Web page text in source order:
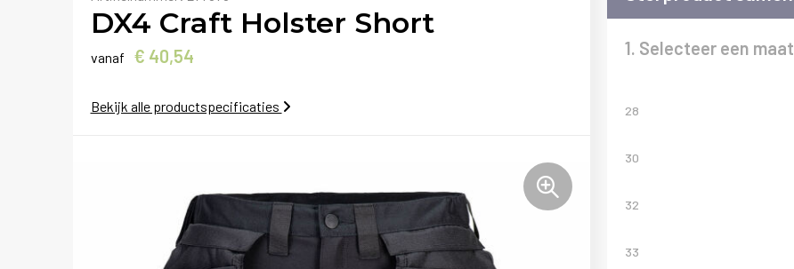
DX4 Craft Holster Short
vanaf € 40,54
Bekijk alle productspecificaties
1. Selecteer een maat
28
30
32
33